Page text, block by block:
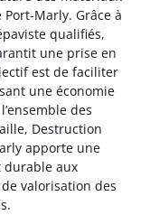
Marly. Grâce à
qualifiés,
une prise en
est de faciliter
une économie
des
Destruction
apporte une
durable aux
valorisation des